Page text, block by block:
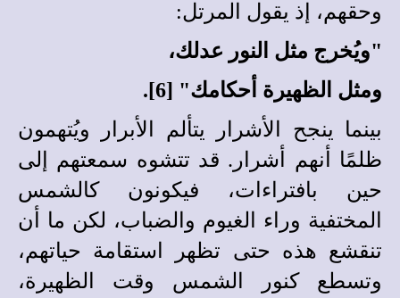
وحقهم، إذ يقول المرتل:
"ويُخرج مثل النور عدلك،
ومثل الظهيرة أحكامك" [6].
بينما ينجح الأشرار يتألم الأبرار ويُتهمون
ظلمًا أنهم أشرار. قد تتشوه سمعتهم إلى
حين بافتراءات، فيكونون كالشمس
المختفية وراء الغيوم والضباب، لكن ما أن
تنقشع هذه حتى تظهر استقامة حياتهم،
وتسطع كنور الشمس وقت الظهيرة،